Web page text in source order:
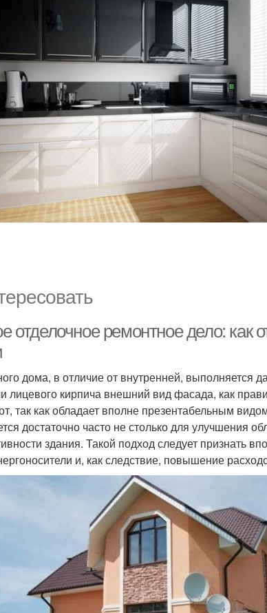
отделочное ремонтное дело: как
дома, в отличие от внутренней, выполняется
лицевого кирпича внешний вид фасада, как
так как обладает вполне презентабельным
достаточно часто не столько для улучшения
здания. Такой подход следует признать
и, как следствие, повышение